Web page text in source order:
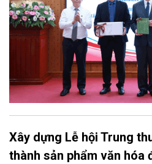
Xây dựng Lễ hội Trung
thành sản phẩm văn hóa